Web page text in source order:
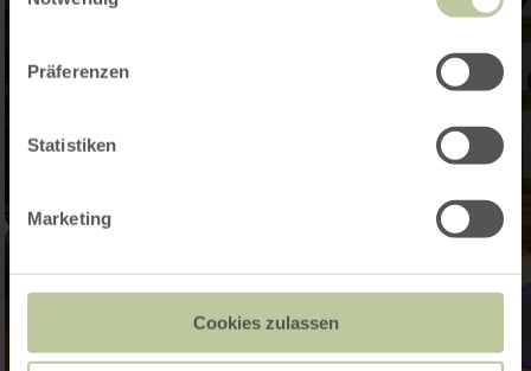
Präferenzen
Statistiken
Marketing
Cookies zulassen